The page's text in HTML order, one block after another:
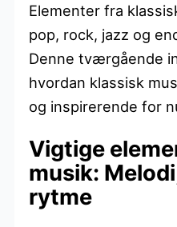
Elementer fra
pop, rock, jazz og
Denne tværgående
hvordan klassisk
og inspirerende for
Vigtige
musik:
rytme